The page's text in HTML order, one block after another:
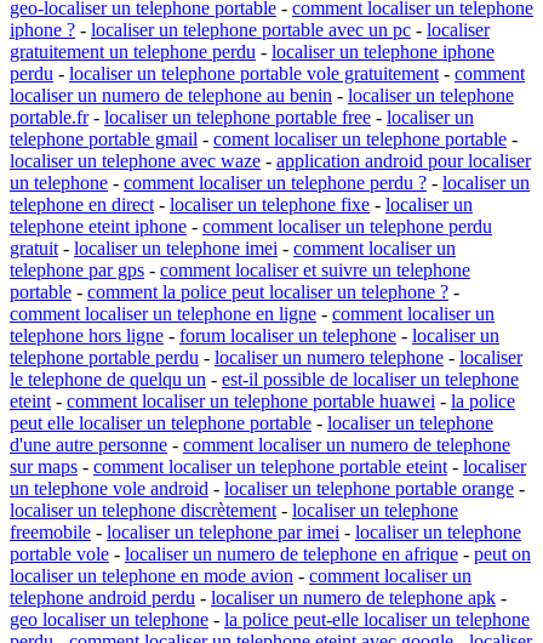
geo-localiser un telephone portable - comment localiser un telephone
iphone ? - localiser un telephone portable avec un pc - localiser
gratuitement un telephone perdu - localiser un telephone iphone
perdu - localiser un telephone portable vole gratuitement - comment
localiser un numero de telephone au benin - localiser un telephone
portable.fr- localiser un telephone portable free - localiser un
telephone portable gmail - coment localiser un telephone portable -
localiser un telephone avec waze - application android pour localiser
un telephone - comment localiser un telephone perdu ? - localiser un
telephone en direct - localiser un telephone fixe - localiser un
telephone eteint iphone - comment localiser un telephone perdu
gratuit - localiser un telephone imei - comment localiser un
telephone par gps - comment localiser et suivre un telephone
portable - comment la police peut localiser un telephone ? -
comment localiser un telephone en ligne - comment localiser un
telephone hors ligne - forum localiser un telephone - localiser un
telephone portable perdu - localiser un numero telephone - localiser
le telephone de quelqu un - est-il possible de localiser un telephone
eteint - comment localiser un telephone portable huawei - la police
peut elle localiser un telephone portable - localiser un telephone
d'une autre personne - comment localiser un numero de telephone
sur maps - comment localiser un telephone portable eteint - localiser
un telephone vole android - localiser un telephone portable orange -
localiser un telephone discrètement - localiser un telephone
freemobile - localiser un telephone par imei - localiser un telephone
portable vole - localiser un numero de telephone en afrique - peut on
localiser un telephone en mode avion - comment localiser un
telephone android perdu - localiser un numero de telephone apk -
geo localiser un telephone - la police peut-elle localiser un telephone